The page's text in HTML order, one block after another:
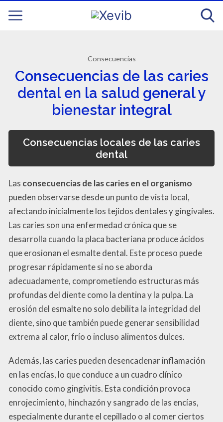
Consecuencias
Consecuencias de las caries
dental en la salud general y
bienestar integral
Consecuencias locales de las caries
dental
Las consecuencias de las caries en el organismo
pueden observarse desde un punto de vista local,
afectando inicialmente los tejidos dentales y gingivales.
Las caries son una enfermedad crónica que se
desarrolla cuando la placa bacteriana produce ácidos
que erosionan el esmalte dental. Este proceso puede
progresar rápidamente si no se aborda
adecuadamente, comprometiendo estructuras más
profundas del diente como la dentina y la pulpa. La
erosión del esmalte no solo debilita la integridad del
diente, sino que también puede generar sensibilidad
extrema al calor, frío o incluso alimentos dulces.
Además, las caries pueden desencadenar inflamación
en las encías, lo que conduce a un cuadro clínico
conocido como gingivitis. Esta condición provoca
enrojecimiento, hinchazón y sangrado de las encías,
especialmente durante el cepillado o al comer ciertos